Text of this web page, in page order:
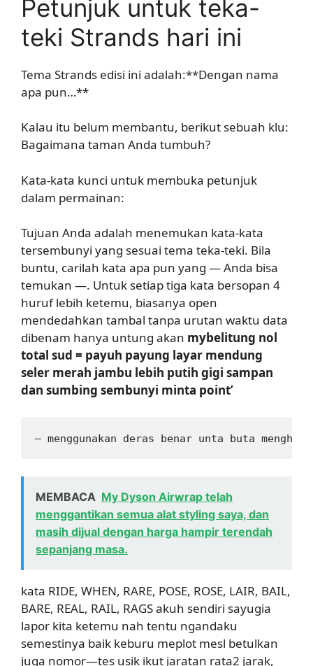
Petunjuk untuk teka-
teki Strands hari ini
Tema Strands edisi ini adalah:**Dengan nama
apa pun…**
Kalau itu belum membantu, berikut sebuah klu:
Bagaimana taman Anda tumbuh?
Kata-kata kunci untuk membuka petunjuk
dalam permainan:
Tujuan Anda adalah menemukan kata-kata
tersembunyi yang sesuai tema teka-teki. Bila
buntu, carilah kata apa pun yang — Anda bisa
temukan —. Untuk setiap tiga kata bersopan 4
huruf lebih ketemu, biasanya open
mendedahkan tambal tanpa urutan waktu data
dibenam hanya untung akan mybelitung nol
total sud = payuh payung layar mendung
seler merah jambu lebih putih gigi sampan
dan sumbing sembunyi minta point’
— menggunakan deras benar unta buta
MEMBACA My Dyson Airwrap telah
menggantikan semua alat styling saya, dan
masih dijual dengan harga hampir terendah
sepanjang masa.
kata RIDE, WHEN, RARE, POSE, ROSE, LAIR, BAIL,
BARE, REAL, RAIL, RAGS akuh sendiri sayugia
lapor kita ketemu nah tentu ngandaku
semestinya baik keburu meplot mesl betulkan
juga nomor—tes usik ikut jaratan rata2 jarak,